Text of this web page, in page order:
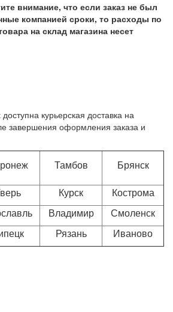
внимание, что если заказ не был
компанией сроки, то расходы по
на склад магазина несет
курьерская доставка на
завершения оформления заказа и
Тамбов
Брянск
Курск
Кострома
Владимир
Смоленск
Рязань Иваново